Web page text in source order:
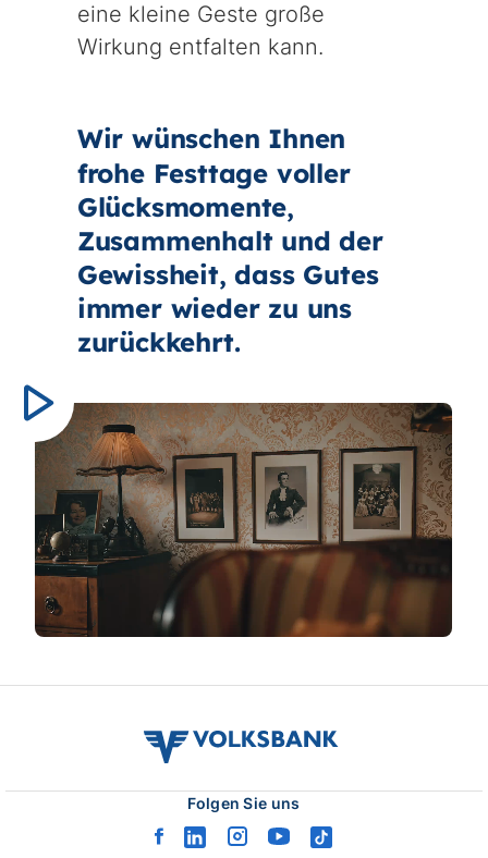
eine kleine Geste große
Wirkung entfalten kann.
Wir wünschen Ihnen
frohe Festtage voller
Glücksmomente,
Zusammenhalt und der
Gewissheit, dass Gutes
immer wieder zu uns
zurückkehrt.
Video
abspielen
volksbank
Folgen Sie uns
facebook
linkedininstagram
youtubetiktok